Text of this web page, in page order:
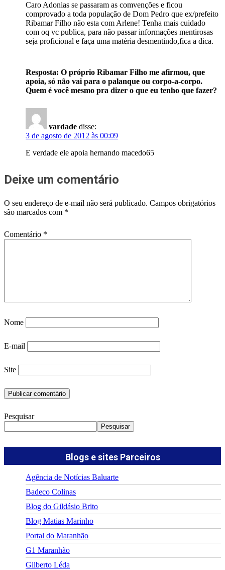
Caro Adonias se passaram as comvenções e ficou
comprovado a toda população de Dom Pedro que ex/prefeito
Ribamar Filho não esta com Arlene! Tenha mais cuidado
com oq vc publica, para não passar informações mentirosas
seja proficional e faça uma matéria desmentindo,fica a dica.
Resposta: O próprio Ribamar Filho me afirmou, que
apoia, só não vai para o palanque ou corpo-a-corpo.
Quem é você mesmo pra dizer o que eu tenho que fazer?
vardade disse:
3 de agosto de 2012 às 00:09
E verdade ele apoia hernando macedo65
Deixe um comentário
O seu endereço de e-mail não será publicado. Campos obrigatórios
são marcados com *
Comentário *
Nome
E-mail
Site
Pesquisar
Pesquisar
Blogs e sites Parceiros
Agência de Notícias Baluarte
Badeco Colinas
Blog do Gildásio Brito
Blog Matias Marinho
Portal do Maranhão
G1 Maranhão
Gilberto Léda